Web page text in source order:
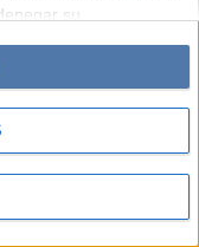
su
su consentimiento.
de sus datos
pero usted
Sus
en cualquier